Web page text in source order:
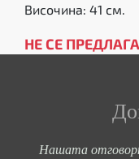
Височина: 41 см.
НЕ СЕ ПРЕДЛАГА
Нашата